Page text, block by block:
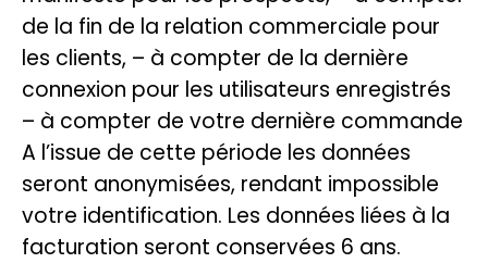
de la fin de la relation commerciale pour
les clients, – à compter de la dernière
connexion pour les utilisateurs enregistrés
– à compter de votre dernière commande
A l’issue de cette période les données
seront anonymisées, rendant impossible
votre identification. Les données liées à la
facturation seront conservées 6 ans.